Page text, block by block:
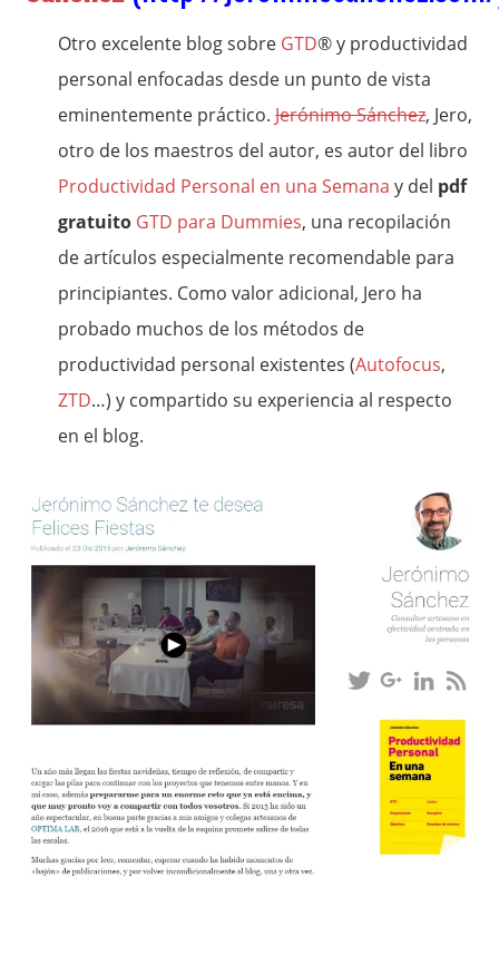
Otro excelente blog sobre GTD® y productividad
personal enfocadas desde un punto de vista
eminentemente práctico.Jerónimo Sánchez, Jero,
otro de los maestros del autor, es autor del libro
Productividad Personal en una Semana y del pdf
gratuito GTD para Dummies, una recopilación
de artículos especialmente recomendable para
principiantes. Como valor adicional, Jero ha
probado muchos de los métodos de
productividad personal existentes (Autofocus,
ZTD…) y compartido su experiencia al respecto
en el blog.